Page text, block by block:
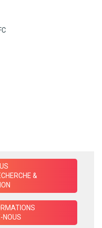
&
NOUS